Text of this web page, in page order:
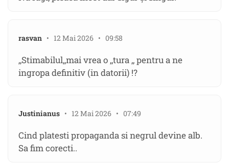
rasvan • 12 Mai 2026 • 09:58
,,Stimabilul,,mai vrea o ,,tura ,, pentru a ne
ingropa definitiv (in datorii) !?
Justinianus • 12 Mai 2026 • 07:49
Cind platesti propaganda si negrul devine alb.
Sa fim corecti..